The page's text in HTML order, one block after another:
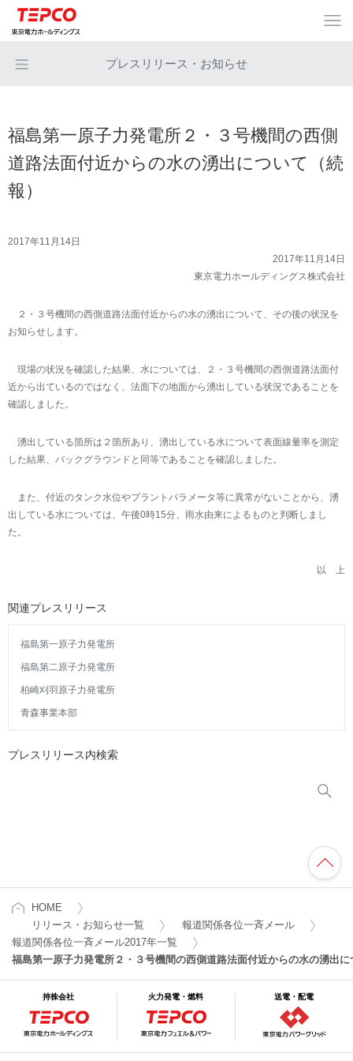
プレスリリース・お知らせ
福島第一原子力発電所２・３号機間の西側
道路法面付近からの水の湧出について（続
報）
2017年11月14日
2017年11月14日
東京電力ホールディングス株式会社
２・３号機間の西側道路法面付近からの水の湧出について、その後の状況を
お知らせします。
現場の状況を確認した結果、水については、２・３号機間の西側道路法面付
近から出ているのではなく、法面下の地面から湧出している状況であることを
確認しました。
湧出している箇所は２箇所あり、湧出している水について表面線量率を測定
した結果、バックグラウンドと同等であることを確認しました。
また、付近のタンク水位やプラントパラメータ等に異常がないことから、湧
出している水については、午後0時15分、雨水由来によるものと判断しまし
た。
以 上
関連プレスリリース
福島第一原子力発電所
福島第二原子力発電所
柏崎刈羽原子力発電所
青森事業本部
プレスリリース内検索
HOME
リリース・お知らせ一覧
報道関係各位一斉メール
報道関係各位一斉メール2017年一覧
福島第一原子力発電所２・３号機間の西側道路法面付近からの水の湧出
持株会社 火力発電・燃料 送電・配電